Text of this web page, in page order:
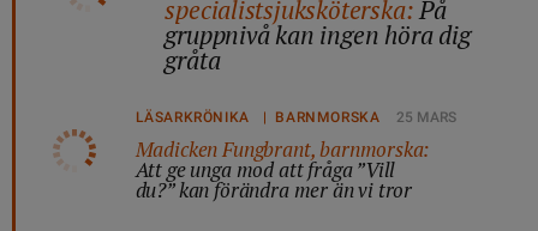
specialistsjuksköterska:På
gruppnivå kan ingen höra dig
gråta
LÄSARKRÖNIKA | BARNMORSKA 25 MARS
Madicken Fungbrant, barnmorska:
Att ge unga mod att fråga ”Vill
du?” kan förändra mer än vi tror